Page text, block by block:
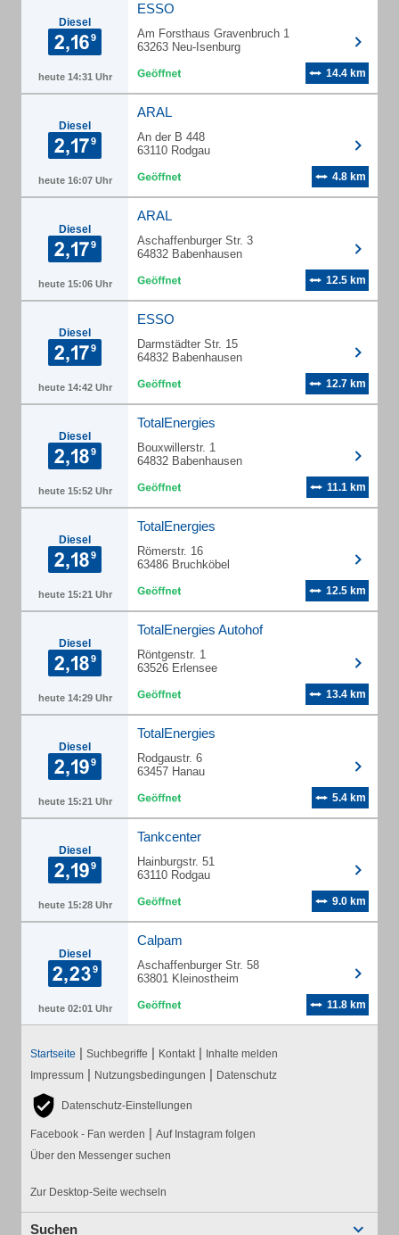
Diesel
heute 14:31 Uhr
ESSO
Am Forsthaus Gravenbruch 1
63263 Neu-Isenburg
14.4 km
Diesel
heute 16:07 Uhr
ARAL
An der B 448
63110 Rodgau
4.8 km
Diesel
heute 15:06 Uhr
ARAL
Aschaffenburger Str. 3
64832 Babenhausen
12.5 km
Diesel
heute 14:42 Uhr
ESSO
Darmstädter Str. 15
64832 Babenhausen
12.7 km
Diesel
heute 15:52 Uhr
TotalEnergies
Bouxwillerstr. 1
64832 Babenhausen
11.1 km
Diesel
heute 15:21 Uhr
TotalEnergies
Römerstr. 16
63486 Bruchköbel
12.5 km
Diesel
heute 14:29 Uhr
TotalEnergies Autohof
Röntgenstr. 1
63526 Erlensee
13.4 km
Diesel
heute 15:21 Uhr
TotalEnergies
Rodgaustr. 6
63457 Hanau
5.4 km
Diesel
heute 15:28 Uhr
Tankcenter
Hainburgstr. 51
63110 Rodgau
9.0 km
Diesel
heute 02:01 Uhr
Calpam
Aschaffenburger Str. 58
63801 Kleinostheim
11.8 km
Startseite | Suchbegriffe | Kontakt | Inhalte melden
Impressum | Nutzungsbedingungen | Datenschutz
Datenschutz-Einstellungen
Facebook - Fan werden | Auf Instagram folgen
Über den Messenger suchen
Zur Desktop-Seite wechseln
Suchen